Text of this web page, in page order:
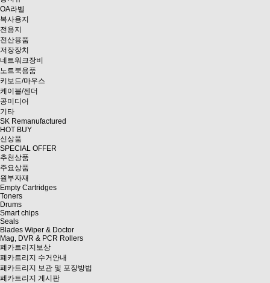
OA라벨
복사용지
전용지
전산용품
저장장치
네트워크장비
노트북용품
키보드/마우스
케이블/젠더
공미디어
기타
SK Remanufactured
HOT BUY
신상품
SPECIAL OFFER
추천상품
주요상품
원부자재
Empty Cartridges
Toners
Drums
Smart chips
Seals
Blades Wiper & Doctor
Mag, DVR & PCR Rollers
폐카트리지보상
폐카트리지 수거안내
폐카트리지 보관 및 포장방법
폐카트리지 게시판